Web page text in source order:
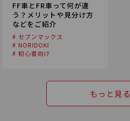
FF車とFR車って何が違
う？メリットや見分け方
などをご紹介
# セブンマックス
# NORIDOKI
# 初心者向け
もっと見る